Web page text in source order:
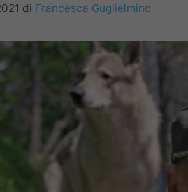
di Francesca Guglielmino